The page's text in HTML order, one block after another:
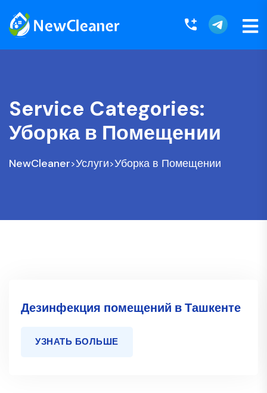
Service Categories:
Уборка в Помещении
NewCleaner>Услуги>Уборка в Помещении
Дезинфекция помещений в Ташкенте
УЗНАТЬ БОЛЬШЕ